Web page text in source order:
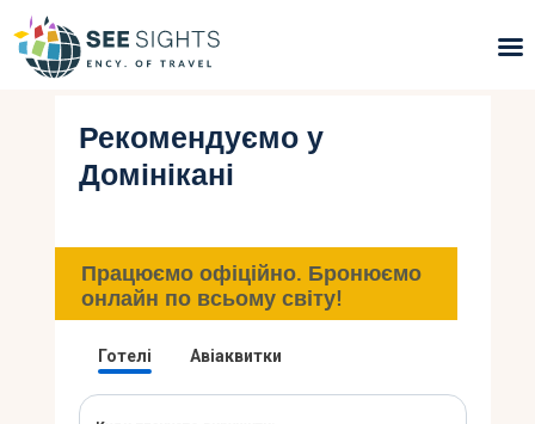
Пошук турів
Гарячі тури
Типи Турів
Країни
Рекомендуємо у
Домінікані
Працюємо офіційно. Бронюємо
онлайн по всьому світу!